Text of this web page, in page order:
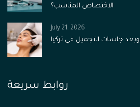
الاختصاص المناسب؟
July 21, 2026
وبعد جلسات التجميل في تركيا
روابط سريعة